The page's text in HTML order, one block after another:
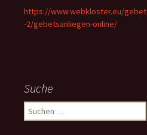
https://www.webkloster.eu/gebet
-2/gebetsanliegen-online/
Suche
Suchen
nach: